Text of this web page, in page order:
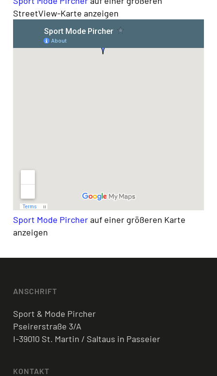
StreetView-Karte anzeigen
Sport Mode Pircherauf einer größeren Karte
anzeigen
ANSCHRIFT
Sport & Mode Pircher
Pseirerstraße 3/A
I-39010 St. Martin / Saltaus in Passeier
KONTAKT